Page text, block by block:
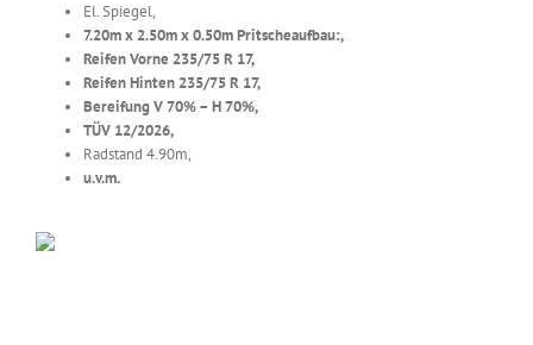
El. Spiegel,
7.20m x 2.50m x 0.50m Pritscheaufbau:,
Reifen Vorne 235/75 R 17,
Reifen Hinten 235/75 R 17,
Bereifung V 70% – H 70%,
TÜV 12/2026,
Radstand 4.90m,
u.v.m.